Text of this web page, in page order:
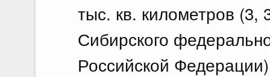
тыс. кв. километров (3,
Сибирского
Российской